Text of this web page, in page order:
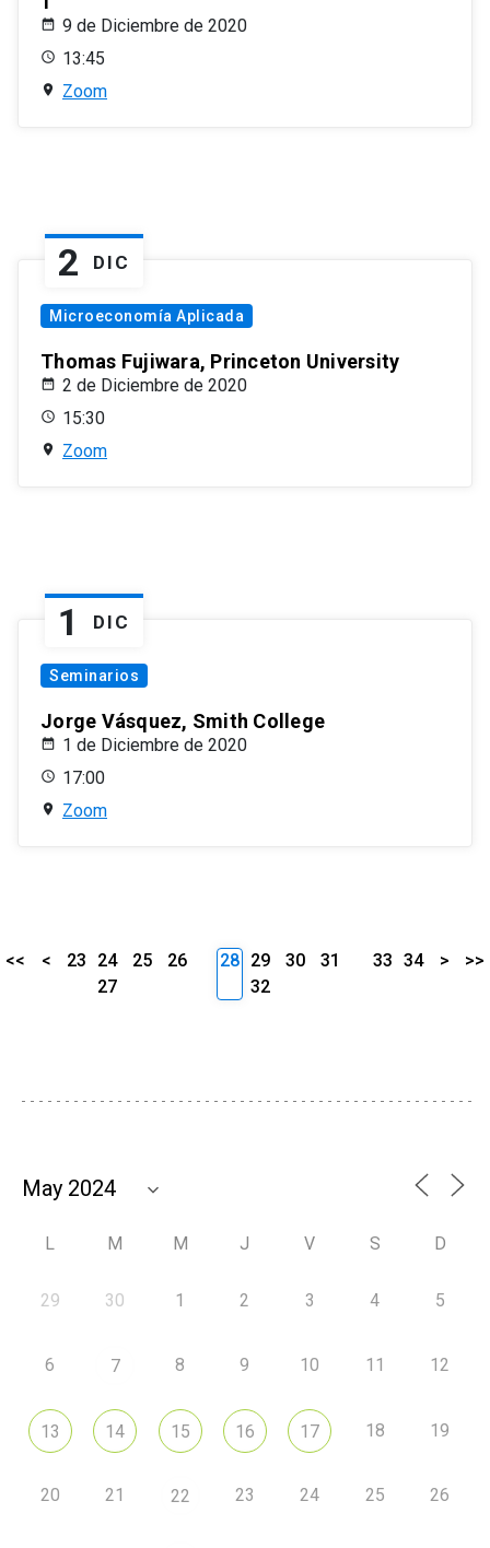
9 de Diciembre de 2020
13:45
Zoom
2 DIC
Microeconomía Aplicada
Thomas Fujiwara, Princeton University
2 de Diciembre de 2020
15:30
Zoom
1 DIC
Seminarios
Jorge Vásquez, Smith College
1 de Diciembre de 2020
17:00
Zoom
<< < 23 24 25
26
27
28 29 30
31
32
33 34 > >>
L M M J V S D
29 30 1 2 3 4 5
6 7 8 9 10 11 12
13 14 15 16 17 18 19
20 21 22 23 24 25 26